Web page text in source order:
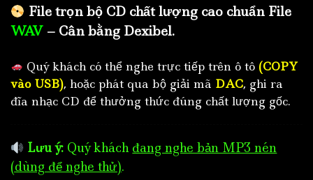
File trọn bộ CD chất lượng cao chuẩn File
WAV – Cân bằng Dexibel.
Quý khách có thể nghe trực tiếp trên ô tô (COPY
vào USB), hoặc phát qua bộ giải mã DAC, ghi ra
đĩa nhạc CD để thưởng thức đúng chất lượng gốc.
Lưu ý: Quý khách đang nghe bản MP3 nén
(dùng để nghe thử).